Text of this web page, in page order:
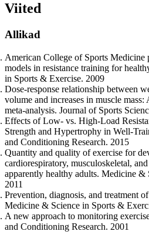
Viited
Allikad
American College of Sports Medicine
models in resistance training for
in Sports & Exercise. 2009
Dose-response relationship between
volume and increases in muscle mass:
meta-analysis. Journal of Sports
Effects of Low- vs. High-Load
Strength and Hypertrophy in Well-
and Conditioning Research. 2015
Quantity and quality of exercise for
cardiorespiratory, musculoskeletal,
apparently healthy adults. Medicine &
2011
Prevention, diagnosis, and treatment
Medicine & Science in Sports &
A new approach to monitoring
and Conditioning Research. 2001